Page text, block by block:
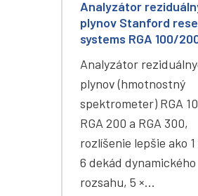
Analyzátor
plynov Stanford
systems RGA 100/
Analyzátor
plynov (hmotnostný
spektrometer) RGA
RGA 200 a RGA 300,
rozlíšenie lepšie ako 1
6 dekád dynamického
rozsahu, 5 ×…